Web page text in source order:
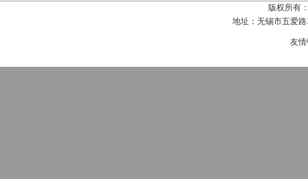
版权所有
地址：无锡市五爱
友